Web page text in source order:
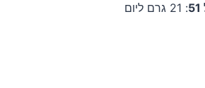
: 21 גרם ליום